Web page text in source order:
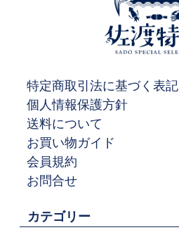
特定商取引法に基づく表記
個人情報保護方針
送料について
お買い物ガイド
会員規約
お問合せ
カテゴリー